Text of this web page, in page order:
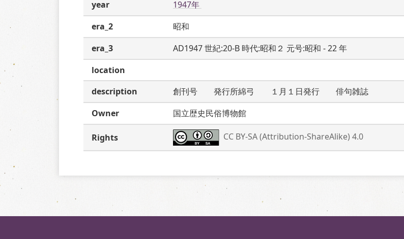
year
1947年
era_2
昭和
era_3
AD1947 世紀:20-B 時代:昭和２ 元号:昭和 - 22 年
location
description
創刊号　　発行所綿弓　　１月１日発行　　俳句雑誌
Owner
国立歴史民俗博物館
Rights CC BY-SA (Attribution-ShareAlike) 4.0